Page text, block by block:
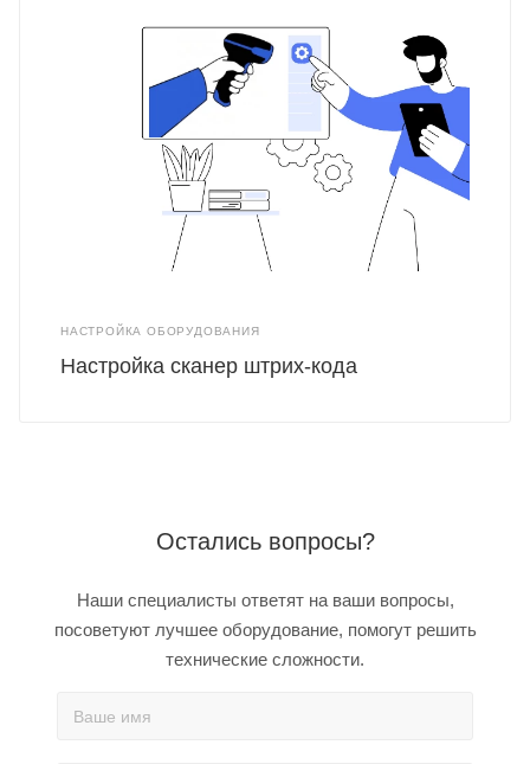
НАСТРОЙКА ОБОРУДОВАНИЯ
Настройка сканер штрих-кода
Остались вопросы?
Наши специалисты ответят на ваши вопросы,
посоветуют лучшее оборудование, помогут решить
технические сложности.